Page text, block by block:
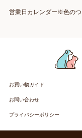
営業日カレンダー※色のつ
お買い物ガイド
お問い合わせ
プライバシーポリシー